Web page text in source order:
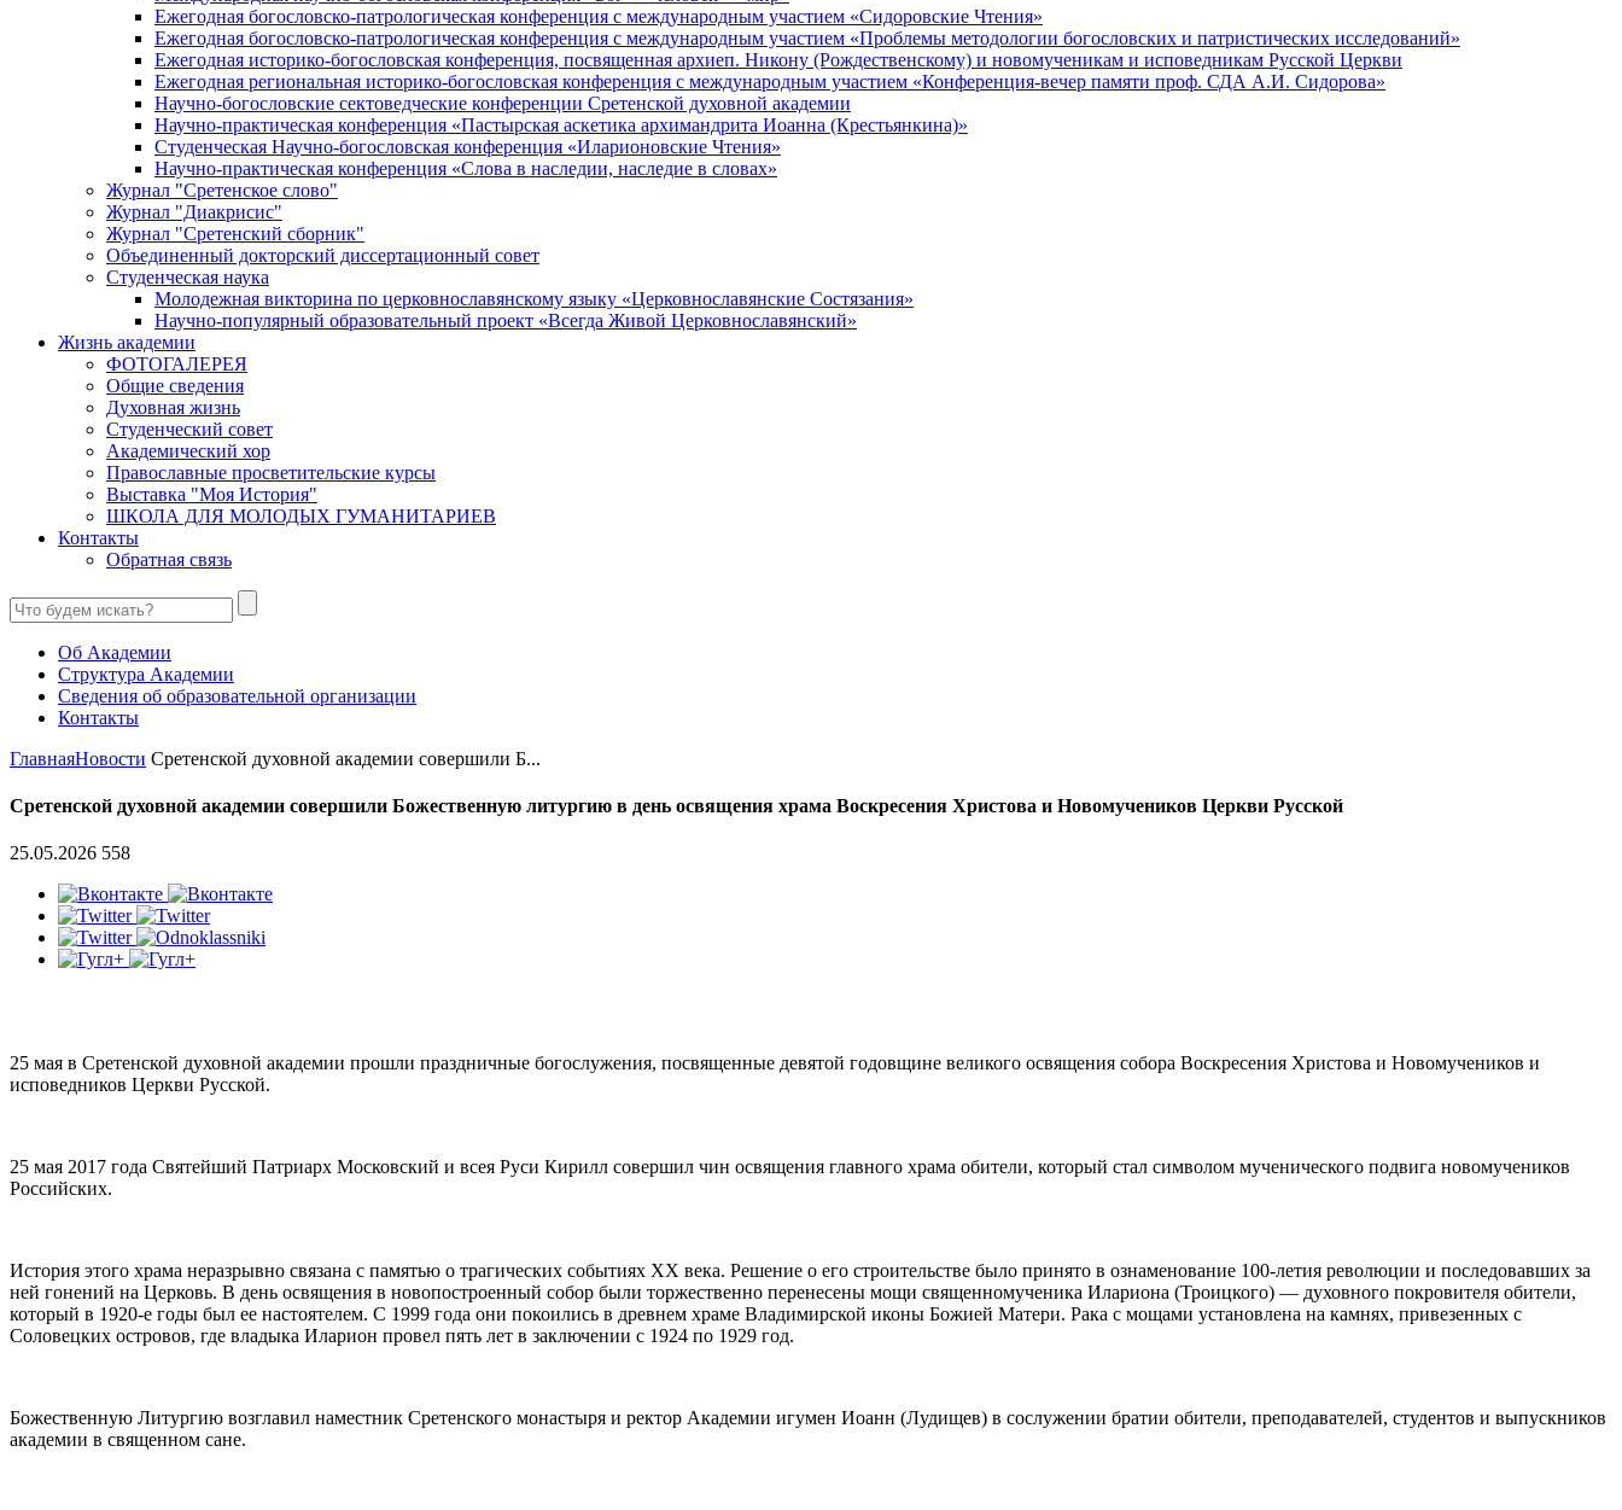
Ежегодная богословско-патрологическая конференция с международным участием «Сидоровские Чтения»
Ежегодная богословско-патрологическая конференция с международным участием «Проблемы методологии богословских и патристических исследований»
Ежегодная историко-богословская конференция, посвященная архиеп. Никону (Рождественскому) и новомученикам и исповедникам Русской Церкви
Ежегодная региональная историко-богословская конференция с международным участием «Конференция-вечер памяти проф. СДА А.И. Сидорова»
Научно-богословские сектоведческие конференции Сретенской духовной академии
Научно-практическая конференция «Пастырская аскетика архимандрита Иоанна (Крестьянкина)»
Студенческая Научно-богословская конференция «Иларионовские Чтения»
Научно-практическая конференция «Cлова в наследии, наследие в словах»
Журнал "Сретенское слово"
Журнал "Диакрисис"
Журнал "Сретенский сборник"
Объединенный докторский диссертационный совет
Студенческая наука
Молодежная викторина по церковнославянскому языку «Церковнославянские Состязания»
Научно-популярный образовательный проект «Всегда Живой Церковнославянский»
Жизнь академии
ФОТОГАЛЕРЕЯ
Общие сведения
Духовная жизнь
Студенческий совет
Академический хор
Православные просветительские курсы
Выставка "Моя История"
ШКОЛА ДЛЯ МОЛОДЫХ ГУМАНИТАРИЕВ
Контакты
Обратная связь
Об Академии
Структура Академии
Сведения об образовательной организации
Контакты
ГлавнаяНовости Сретенской духовной академии совершили Б...
Сретенской духовной академии совершили Божественную литургию в день освящения храма Воскресения Христова и Новомучеников Церкви Русской
25.05.2026 558
25 мая в Сретенской духовной академии прошли праздничные богослужения, посвященные девятой годовщине великого освящения собора Воскресения Христова и Новомучеников и
исповедников Церкви Русской.
25 мая 2017 года Святейший Патриарх Московский и всея Руси Кирилл совершил чин освящения главного храма обители, который стал символом мученического подвига новомучеников
Российских.
История этого храма неразрывно связана с памятью о трагических событиях XX века. Решение о его строительстве было принято в ознаменование 100-летия революции и последовавших за
ней гонений на Церковь. В день освящения в новопостроенный собор были торжественно перенесены мощи священномученика Илариона (Троицкого) — духовного покровителя обители,
который в 1920-е годы был ее настоятелем. С 1999 года они покоились в древнем храме Владимирской иконы Божией Матери. Рака с мощами установлена на камнях, привезенных с
Соловецких островов, где владыка Иларион провел пять лет в заключении с 1924 по 1929 год.
Божественную Литургию возглавил наместник Сретенского монастыря и ректор Академии игумен Иоанн (Лудищев) в сослужении братии обители, преподавателей, студентов и выпускников
академии в священном сане.